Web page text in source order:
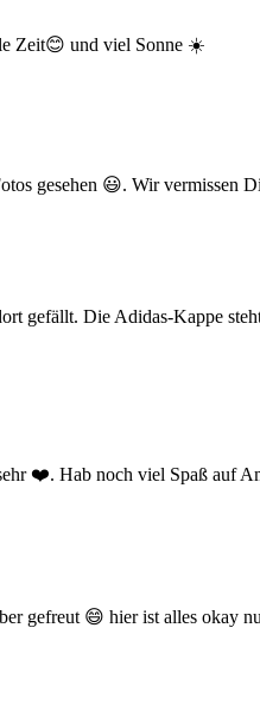
Zeit😊 und viel Sonne ☀️
gesehen 😃. Wir vermissen
gefällt. Die Adidas-Kappe
❤️. Hab noch viel Spaß auf
gefreut 😄 hier ist alles okay